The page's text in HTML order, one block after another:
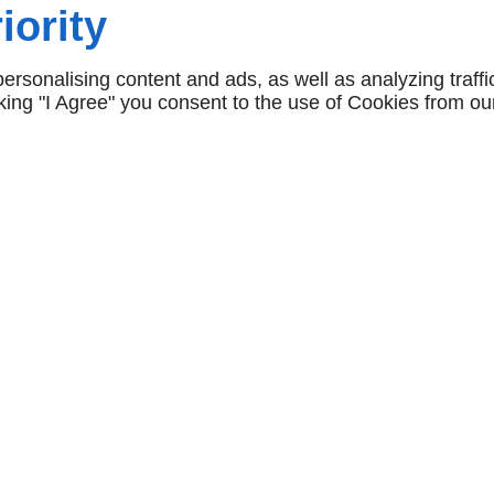
ou de ravalement decontent and ads, as well as analyzing
"I Agree" you consent to the use of Cookies from